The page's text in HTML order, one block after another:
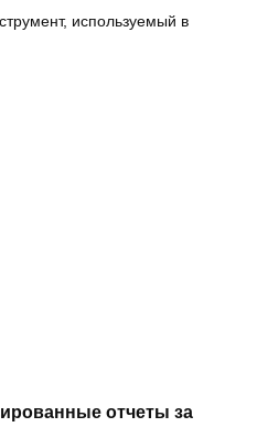
используемый в
отчеты за